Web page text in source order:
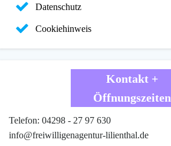
Datenschutz
Cookiehinweis
Kontakt +
Öffnungszeiten
Telefon: 04298 - 27 97 630
info@freiwilligenagentur-lilienthal.de